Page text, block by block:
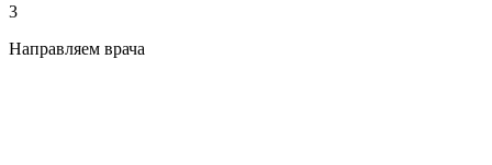
3
Направляем врача